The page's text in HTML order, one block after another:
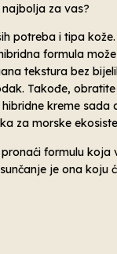
za vas?
potreba i tipa
formula
tekstura bez
Takođe,
kreme sada
za morske
formulu koja
je ona koju